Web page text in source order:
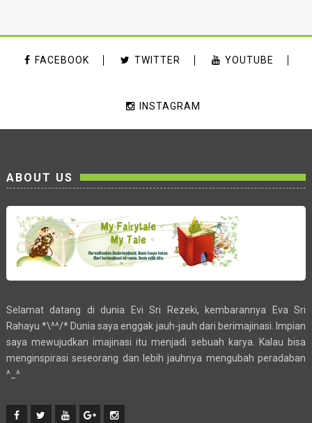
FACEBOOK TWITTER YOUTUBE
INSTAGRAM
ABOUT US
Selamat datang di dunia Evi Sri Rezeki, kembarannya Eva Sri
Rahayu *\^^/* Dunia saya enggak jauh-jauh dari berimajinasi. Impian
saya mewujudkan imajinasi itu menjadi sebuah karya. Kalau bisa
menginspirasi seseorang dan lebih jauhnya mengubah peradaban
^_^